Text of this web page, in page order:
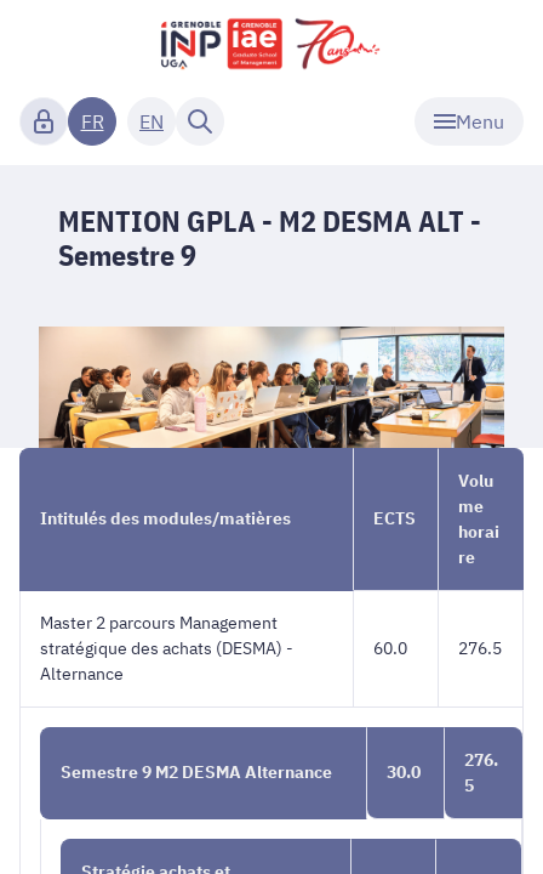
Menu
FR EN
MENTION GPLA - M2 DESMA ALT -
Semestre 9
1 et 2
M2
9
Intitulés des modules/matières ECTS
Volu
me
horai
re
Master 2 parcours Management
stratégique des achats (DESMA) -
Alternance
60.0 276.5
Semestre 9 M2 DESMA Alternance 30.0
276.
5